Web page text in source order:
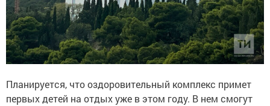
Планируется, что оздоровительный комплекс примет
первых детей на отдых уже в этом году. В нем смогут